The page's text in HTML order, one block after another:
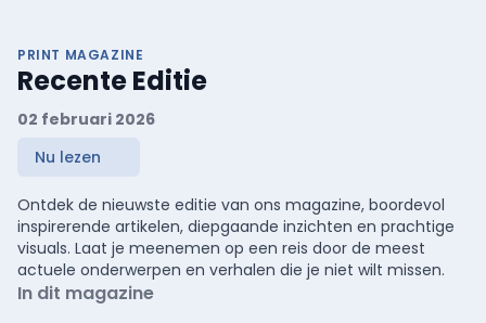
PRINT MAGAZINE
Recente Editie
02 februari 2026
Nu lezen
Ontdek de nieuwste editie van ons magazine, boordevol
inspirerende artikelen, diepgaande inzichten en prachtige
visuals. Laat je meenemen op een reis door de meest
actuele onderwerpen en verhalen die je niet wilt missen.
In dit magazine